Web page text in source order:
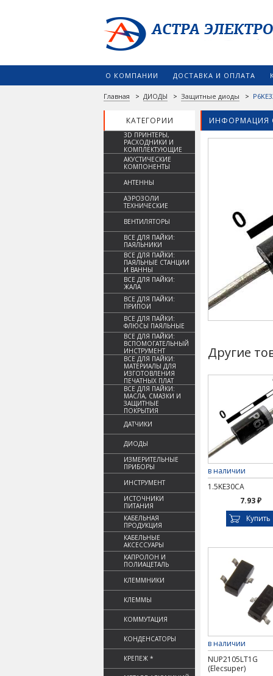
О КОМПАНИИ ДОСТАВКА И ОПЛАТА
Главная > ДИОДЫ > Защитные диоды >
КАТЕГОРИИ ИНФОРМАЦИЯ
3D ПРИНТЕРЫ,
РАСХОДНИКИ И
КОМПЛЕКТУЮЩИЕ
АКУСТИЧЕСКИЕ
КОМПОНЕНТЫ
АНТЕННЫ
АЭРОЗОЛИ
ТЕХНИЧЕСКИЕ
ВЕНТИЛЯТОРЫ
ВСЕ ДЛЯ ПАЙКИ:
ПАЯЛЬНИКИ
ВСЕ ДЛЯ ПАЙКИ:
ПАЯЛЬНЫЕ СТАНЦИИ
И ВАННЫ
ВСЕ ДЛЯ ПАЙКИ:
ЖАЛА
ВСЕ ДЛЯ ПАЙКИ:
ПРИПОИ
ВСЕ ДЛЯ ПАЙКИ:
ФЛЮСЫ ПАЯЛЬНЫЕ
ВСЕ ДЛЯ ПАЙКИ:
ВСПОМОГАТЕЛЬНЫЙ
ИНСТРУМЕНТ
ВСЕ ДЛЯ ПАЙКИ:
МАТЕРИАЛЫ ДЛЯ
ИЗГОТОВЛЕНИЯ
ПЕЧАТНЫХ ПЛАТ
ВСЕ ДЛЯ ПАЙКИ:
МАСЛА, СМАЗКИ И
ЗАЩИТНЫЕ
ПОКРЫТИЯ
ДАТЧИКИ
ДИОДЫ
ИЗМЕРИТЕЛЬНЫЕ
ПРИБОРЫ
ИНСТРУМЕНТ
ИСТОЧНИКИ
ПИТАНИЯ
КАБЕЛЬНАЯ
ПРОДУКЦИЯ
КАБЕЛЬНЫЕ
АКСЕССУАРЫ
КАПРОЛОН И
ПОЛИАЦЕТАЛЬ
КЛЕММНИКИ
КЛЕММЫ
КОММУТАЦИЯ
КОНДЕНСАТОРЫ
КРЕПЕЖ *
Другие
в наличии
1.5KE30CA
7.93 ₽
Купить
в наличии
NUP2105LT1G
(Elecsuper)